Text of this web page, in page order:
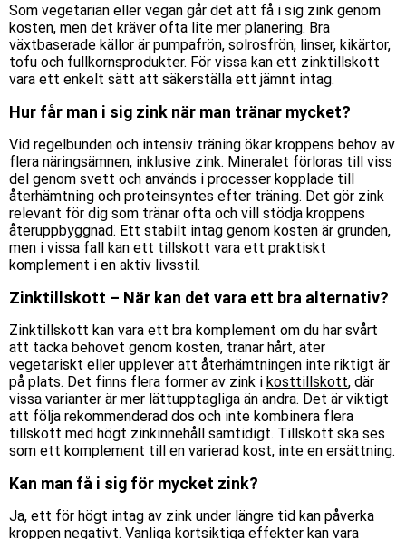
Som vegetarian eller vegan går det att få i sig zink genom
kosten, men det kräver ofta lite mer planering. Bra
växtbaserade källor är pumpafrön, solrosfrön, linser, kikärtor,
tofu och fullkornsprodukter. För vissa kan ett zinktillskott
vara ett enkelt sätt att säkerställa ett jämnt intag.
Hur får man i sig zink när man tränar mycket?
Vid regelbunden och intensiv träning ökar kroppens behov av
flera näringsämnen, inklusive zink. Mineralet förloras till viss
del genom svett och används i processer kopplade till
återhämtning och proteinsyntes efter träning. Det gör zink
relevant för dig som tränar ofta och vill stödja kroppens
återuppbyggnad. Ett stabilt intag genom kosten är grunden,
men i vissa fall kan ett tillskott vara ett praktiskt
komplement i en aktiv livsstil.
Zinktillskott – När kan det vara ett bra alternativ?
Zinktillskott kan vara ett bra komplement om du har svårt
att täcka behovet genom kosten, tränar hårt, äter
vegetariskt eller upplever att återhämtningen inte riktigt är
på plats. Det finns flera former av zink i kosttillskott, där
vissa varianter är mer lättupptagliga än andra. Det är viktigt
att följa rekommenderad dos och inte kombinera flera
tillskott med högt zinkinnehåll samtidigt. Tillskott ska ses
som ett komplement till en varierad kost, inte en ersättning.
Kan man få i sig för mycket zink?
Ja, ett för högt intag av zink under längre tid kan påverka
kroppen negativt. Vanliga kortsiktiga effekter kan vara